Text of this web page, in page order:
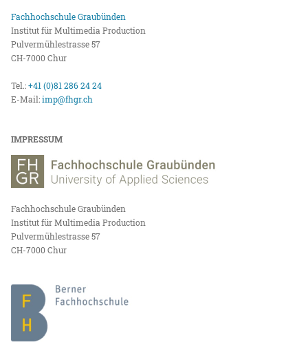
Fachhochschule Graubünden
Institut für Multimedia Production
Pulvermühlestrasse 57
CH-7000 Chur
Tel.:+41 (0)81 286 24 24
E-Mail:imp@fhgr.ch
IMPRESSUM
Fachhochschule Graubünden
Institut für Multimedia Production
Pulvermühlestrasse 57
CH-7000 Chur